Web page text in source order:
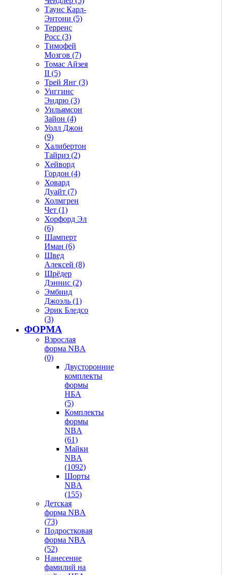
Таунс Карл-
Энтони (5)
Терренс
Росс (3)
Тимофей
Мозгов (7)
Томас Айзея
II (5)
Трей Янг (3)
Уиггинс
Эндрю (3)
Уильямсон
Зайон (4)
Уолл Джон
(9)
Халибертон
Тайриз (2)
Хейворд
Гордон (4)
Ховард
Дуайт (7)
Холмгрен
Чет (1)
Хорфорд Эл
(6)
Шамперт
Иман (6)
Швед
Алексей (8)
Шрёдер
Дэннис (2)
Эмбиид
Джоэль (1)
Эрик Бледсо
(3)
ФОРМА
Взрослая
форма NBA
(0)
Двусторонние
комплекты
формы
НБА
(5)
Комплекты
формы
NBA
(61)
Майки
NBA
(1092)
Шорты
NBA
(155)
Детская
форма NBA
(73)
Подростковая
форма NBA
(52)
Нанесение
фамилий на